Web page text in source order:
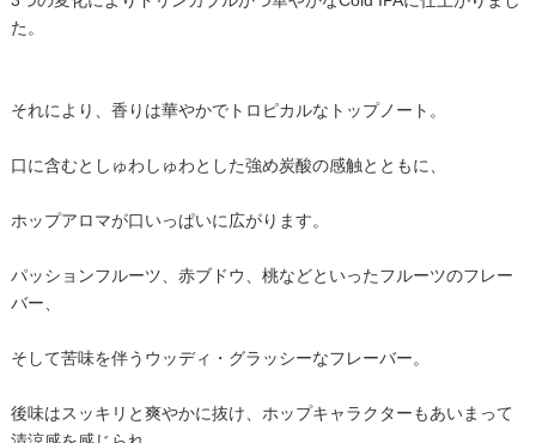
た。
それにより、香りは華やかでトロピカルなトップノート。
口に含むとしゅわしゅわとした強め炭酸の感触とともに、
ホップアロマが口いっぱいに広がります。
パッションフルーツ、赤ブドウ、桃などといったフルーツのフレー
バー、
そして苦味を伴うウッディ・グラッシーなフレーバー。
後味はスッキリと爽やかに抜け、ホップキャラクターもあいまって